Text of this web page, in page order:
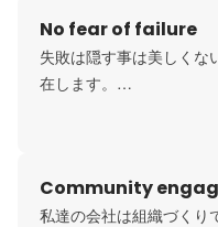
びの機会もコミュニケー
ミュニケーションに特化
輩だからとか、後輩だか
No fear of failure
失敗は隠す事は美しくな
在します。
Community
私達の会社は組織づくり